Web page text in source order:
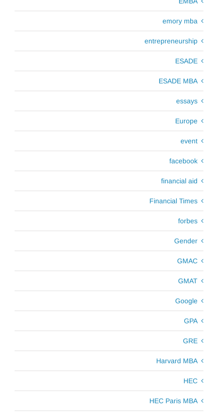
emory mba
entrepreneurship
ESADE
ESADE MBA
essays
Europe
event
facebook
financial aid
Financial Times
forbes
Gender
GMAC
GMAT
Google
GPA
GRE
Harvard MBA
HEC
HEC Paris MBA